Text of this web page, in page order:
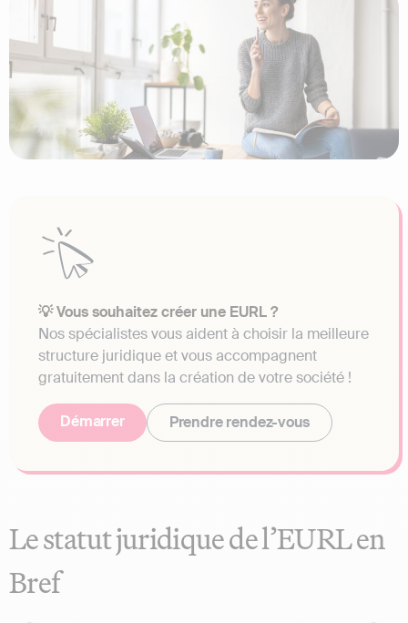
💡 Vous souhaitez créer une EURL ?
Nos spécialistes vous aident à choisir la meilleure
structure juridique et vous accompagnent
gratuitement dans la création de votre société !
Démarrer Prendre rendez-vous
Le statut juridique de l’EURL en
Bref